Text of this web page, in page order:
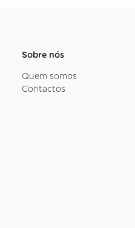
Sobre nós
Quem somos
Contactos